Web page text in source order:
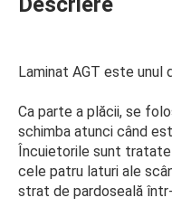
Laminat AGT este
Ca parte a plăcii, se
schimba atunci când
Încuietorile sunt
cele patru laturi ale
strat de pardoseală